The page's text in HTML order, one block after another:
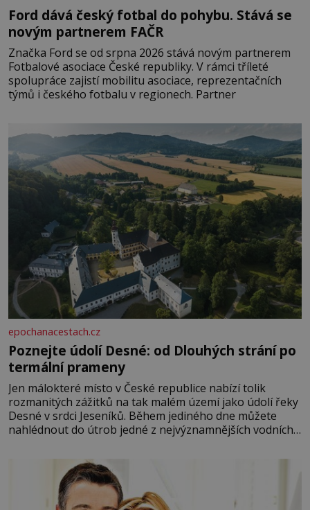
Ford dává český fotbal do pohybu. Stává se
novým partnerem FAČR
Značka Ford se od srpna 2026 stává novým partnerem
Fotbalové asociace České republiky. V rámci tříleté
spolupráce zajistí mobilitu asociace, reprezentačních
týmů i českého fotbalu v regionech. Partner
epochanacestach.cz
Poznejte údolí Desné: od Dlouhých strání po
termální prameny
Jen málokteré místo v České republice nabízí tolik
rozmanitých zážitků na tak malém území jako údolí řeky
Desné v srdci Jeseníků. Během jediného dne můžete
nahlédnout do útrob jedné z nejvýznamnějších vodních
se na koloběžce a den zakončit poznáváním památek ve
Velkých Losinách nebo v termálním